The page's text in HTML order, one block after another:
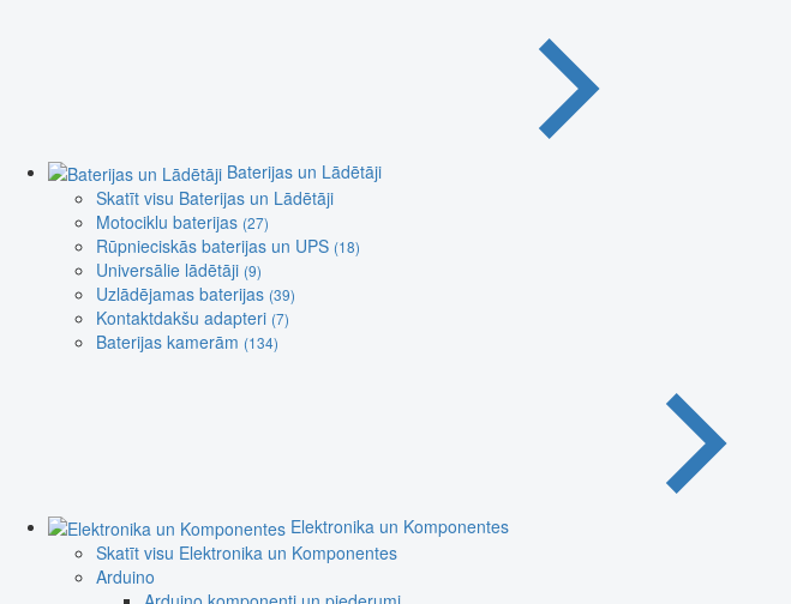
Baterijas un Lādētāji
Skatīt visu Baterijas un Lādētāji
Motociklu baterijas (27)
Rūpnieciskās baterijas un UPS (18)
Universālie lādētāji (9)
Uzlādējamas baterijas (39)
Kontaktdakšu adapteri (7)
Baterijas kamerām (134)
Elektronika un Komponentes
Skatīt visu Elektronika un Komponentes
Arduino